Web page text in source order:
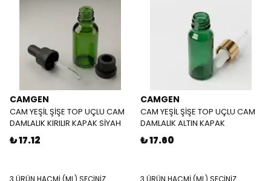
CAMGEN
CAM YEŞİL ŞİŞE TOP UÇLU CAM
DAMLALIK KIRILIR KAPAK SİYAH
₺ 17.12
3 ÜRÜN HACMİ (ML) SEÇİNİZ
CAMGEN
CAM YEŞİL ŞİŞE TOP UÇLU CAM
DAMLALIK ALTIN KAPAK
₺ 17.60
3 ÜRÜN HACMİ (ML) SEÇİNİZ